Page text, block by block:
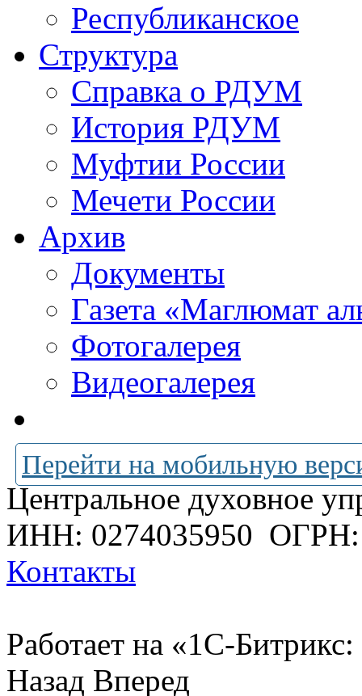
Республиканское
Структура
Справка о РДУМ
История РДУМ
Муфтии России
Мечети России
Архив
Документы
Газета «Маглюмат
Фотогалерея
Видеогалерея
Перейти на мобильную
Центральное духовное
ИНН: 0274035950 ОГРН:
Контакты
Работает на «1С-
Назад Вперед